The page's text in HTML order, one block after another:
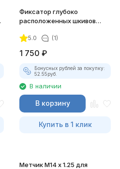
Фиксатор глубоко
расположенных шкивов
5.0 (1)
1 750 ₽
Бонусных рублей за покупку:
52.55руб.
В наличии
В корзину
Купить в 1 клик
Метчик M14 x 1.25 для